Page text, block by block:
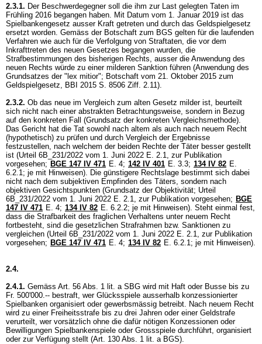
2.3.1. Der Beschwerdegegner soll die ihm zur Last gelegten Taten im
Frühling 2016 begangen haben. Mit Datum vom 1. Januar 2019 ist das
Spielbankengesetz ausser Kraft getreten und durch das Geldspielgesetz
ersetzt worden. Gemäss der Botschaft zum BGS gelten für die laufenden
Verfahren wie auch für die Verfolgung von Straftaten, die vor dem
Inkrafttreten des neuen Gesetzes begangen wurden, die
Strafbestimmungen des bisherigen Rechts, ausser die Anwendung des
neuen Rechts würde zu einer milderen Sanktion führen (Anwendung des
Grundsatzes der "lex mitior"; Botschaft vom 21. Oktober 2015 zum
Geldspielgesetz, BBI 2015 S. 8506 Ziff. 2.11).
2.3.2. Ob das neue im Vergleich zum alten Gesetz milder ist, beurteilt
sich nicht nach einer abstrakten Betrachtungsweise, sondern in Bezug
auf den konkreten Fall (Grundsatz der konkreten Vergleichsmethode).
Das Gericht hat die Tat sowohl nach altem als auch nach neuem Recht
(hypothetisch) zu prüfen und durch Vergleich der Ergebnisse
festzustellen, nach welchem der beiden Rechte der Täter besser gestellt
ist (Urteil 6B_231/2022 vom 1. Juni 2022 E. 2.1, zur Publikation
vorgesehen; BGE 147 IV 471 E. 4; 142 IV 401 E. 3.3; 134 IV 82 E.
6.2.1; je mit Hinweisen). Die günstigere Rechtslage bestimmt sich dabei
nicht nach dem subjektiven Empfinden des Täters, sondern nach
objektiven Gesichtspunkten (Grundsatz der Objektivität; Urteil
6B_231/2022 vom 1. Juni 2022 E. 2.1, zur Publikation vorgesehen; BGE
147 IV 471 E. 4; 134 IV 82 E. 6.2.2; je mit Hinweisen). Steht einmal fest,
dass die Strafbarkeit des fraglichen Verhaltens unter neuem Recht
fortbesteht, sind die gesetzlichen Strafrahmen bzw. Sanktionen zu
vergleichen (Urteil 6B_231/2022 vom 1. Juni 2022 E. 2.1, zur Publikation
vorgesehen; BGE 147 IV 471 E. 4; 134 IV 82 E. 6.2.1; je mit Hinweisen).
2.4.
2.4.1. Gemäss Art. 56 Abs. 1 lit. a SBG wird mit Haft oder Busse bis zu
Fr. 500'000.-- bestraft, wer Glücksspiele ausserhalb konzessionierter
Spielbanken organisiert oder gewerbsmässig betreibt. Nach neuem Recht
wird zu einer Freiheitsstrafe bis zu drei Jahren oder einer Geldstrafe
verurteilt, wer vorsätzlich ohne die dafür nötigen Konzessionen oder
Bewilligungen Spielbankenspiele oder Grossspiele durchführt, organisiert
oder zur Verfügung stellt (Art. 130 Abs. 1 lit. a BGS).